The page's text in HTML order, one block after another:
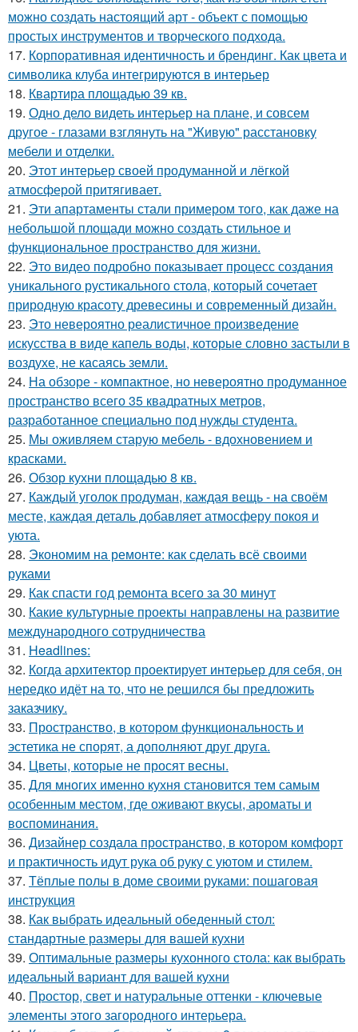
можно создать настоящий арт - объект с помощью
простых инструментов и творческого подхода.
17. Корпоративная идентичность и брендинг. Как цвета и
символика клуба интегрируются в интерьер
18. Квартира площадью 39 кв.
19. Одно дело видеть интерьер на плане, и совсем
другое - глазами взглянуть на "Живую" расстановку
мебели и отделки.
20. Этот интерьер своей продуманной и лёгкой
атмосферой притягивает.
21. Эти апартаменты стали примером того, как даже на
небольшой площади можно создать стильное и
функциональное пространство для жизни.
22. Это видео подробно показывает процесс создания
уникального рустикального стола, который сочетает
природную красоту древесины и современный дизайн.
23. Это невероятно реалистичное произведение
искусства в виде капель воды, которые словно застыли в
воздухе, не касаясь земли.
24. На обзоре - компактное, но невероятно продуманное
пространство всего 35 квадратных метров,
разработанное специально под нужды студента.
25. Мы оживляем старую мебель - вдохновением и
красками.
26. Обзор кухни площадью 8 кв.
27. Каждый уголок продуман, каждая вещь - на своём
месте, каждая деталь добавляет атмосферу покоя и
уюта.
28. Экономим на ремонте: как сделать всё своими
руками
29. Как спасти год ремонта всего за 30 минут
30. Какие культурные проекты направлены на развитие
международного сотрудничества
31. Headlines:
32. Когда архитектор проектирует интерьер для себя, он
нередко идёт на то, что не решился бы предложить
заказчику.
33. Пространство, в котором функциональность и
эстетика не спорят, а дополняют друг друга.
34. Цветы, которые не просят весны.
35. Для многих именно кухня становится тем самым
особенным местом, где оживают вкусы, ароматы и
воспоминания.
36. Дизайнер создала пространство, в котором комфорт
и практичность идут рука об руку с уютом и стилем.
37. Тёплые полы в доме своими руками: пошаговая
инструкция
38. Как выбрать идеальный обеденный стол:
стандартные размеры для вашей кухни
39. Оптимальные размеры кухонного стола: как выбрать
идеальный вариант для вашей кухни
40. Простор, свет и натуральные оттенки - ключевые
элементы этого загородного интерьера.